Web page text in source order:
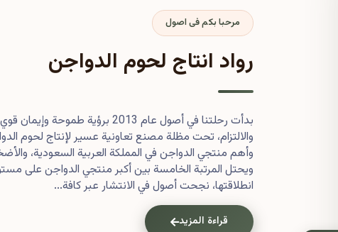
مرحبا بكم فى اصول
رواد انتاج لحوم الدواجن
بدأت رحلتنا في أصول عام 2013 برؤية
والالتزام، تحت مظلة مصنع تعاونية عسير لإنتاج لحوم
وأهم منتجي الدواجن في المملكة العربية السعودية،
ويحتل المرتبة الخامسة بين أكبر منتجي الدواجن على
انطلاقتها، نجحت أصول في الانتشار عبر كافة...
قراءة المزيد